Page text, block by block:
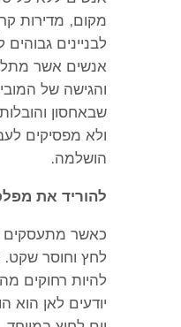
מקום, מדירות
לבניינים
אנשים אשר
והגישה של
שבאחסון
ולא מפסיקים
הושלמה.
להוריד את
כאשר מתעסקים
לחץ וחוסר שקט.
להיות רחוקים
יודעים לאן הוא